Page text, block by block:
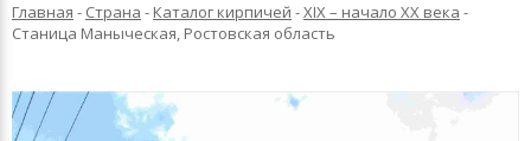
Главная - Страна - Каталог кирпичей -XIX – начало XX века -
Станица Маныческая, Ростовская область